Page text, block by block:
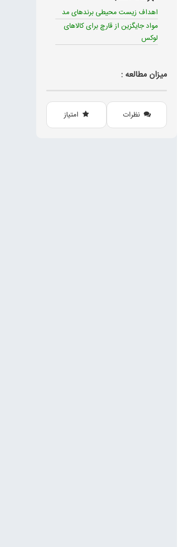
اهداف زیست محیطی برندهای مد
مواد جایگزین از قارچ برای کالاهای
لوکس
میزان مطالعه :
نظرات امتیاز